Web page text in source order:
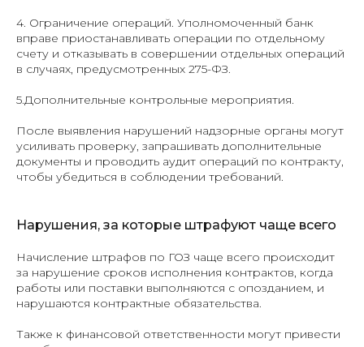
4. Ограничение операций. Уполномоченный банк
вправе приостанавливать операции по отдельному
счету и отказывать в совершении отдельных операций
в случаях, предусмотренных 275-ФЗ.
5.Дополнительные контрольные мероприятия.
После выявления нарушений надзорные органы могут
усиливать проверку, запрашивать дополнительные
документы и проводить аудит операций по контракту,
чтобы убедиться в соблюдении требований.
Нарушения, за которые штрафуют чаще всего
Начисление штрафов по ГОЗ чаще всего происходит
за нарушение сроков исполнения контрактов, когда
работы или поставки выполняются с опозданием, и
нарушаются контрактные обязательства.
Также к финансовой ответственности могут привести